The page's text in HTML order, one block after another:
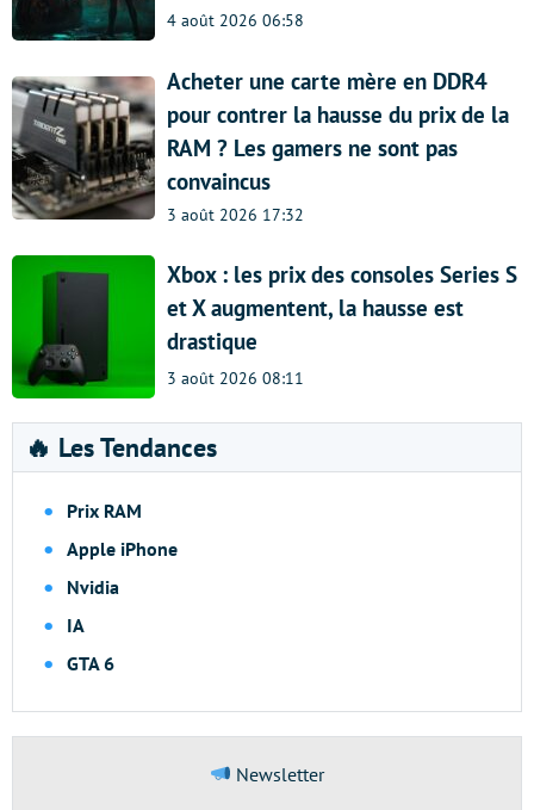
4 août 2026 06:58
Acheter une carte mère en DDR4
pour contrer la hausse du prix de la
RAM ? Les gamers ne sont pas
convaincus
3 août 2026 17:32
Xbox : les prix des consoles Series S
et X augmentent, la hausse est
drastique
3 août 2026 08:11
🔥 Les Tendances
Prix RAM
Apple iPhone
Nvidia
IA
GTA 6
Newsletter